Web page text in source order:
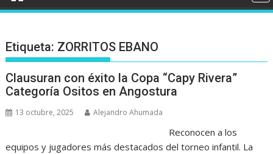
Etiqueta: ZORRITOS EBANO
Clausuran con éxito la Copa “Capy Rivera”
Categoría Ositos en Angostura
13 octubre, 2025 Alejandro Ahumada
Reconocen a los
equipos y jugadores más destacados del torneo infantil. La